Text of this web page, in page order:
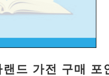
드 가전 구매 포